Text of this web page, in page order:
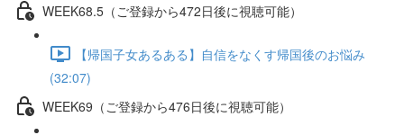
WEEK68.5（ご登録から472日後に視聴可能）
【帰国子女あるある】自信をなくす帰国後のお悩み
(32:07)
WEEK69（ご登録から476日後に視聴可能）